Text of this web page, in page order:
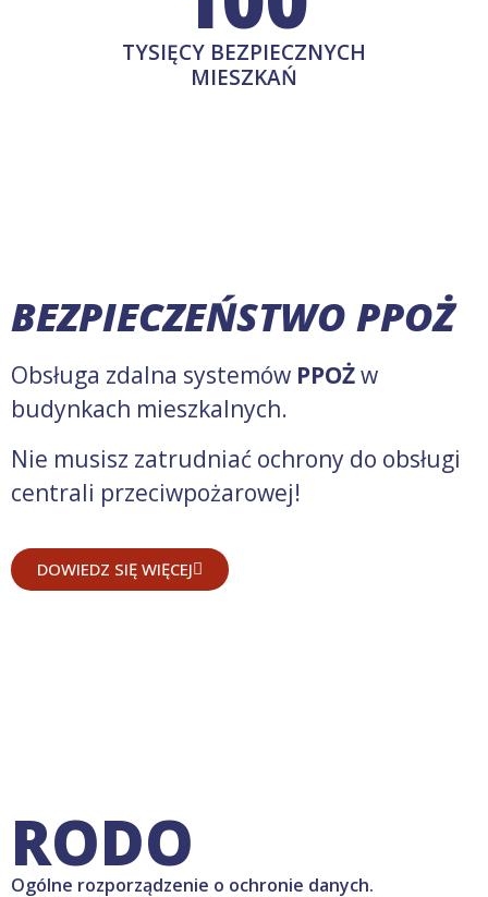
TYSIĘCY BEZPIECZNYCH
MIESZKAŃ
BEZPIECZEŃSTWO PPOŻ
Obsługa zdalna systemów PPOŻw
budynkach mieszkalnych.
Nie musisz zatrudniać ochrony do obsługi
centrali przeciwpożarowej!
DOWIEDZ SIĘ WIĘCEJ
RODO
Ogólne rozporządzenie o ochronie danych.